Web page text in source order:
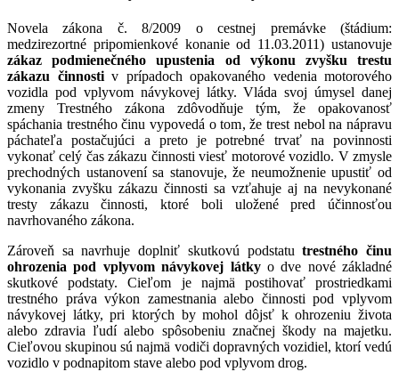
Novela zákona č. 8/2009 o cestnej premávke (štádium:
medzirezortné pripomienkové konanie od 11.03.2011) ustanovuje
zákaz podmienečného upustenia od výkonu zvyšku trestu
zákazu činnosti v prípadoch opakovaného vedenia motorového
vozidla pod vplyvom návykovej látky. Vláda svoj úmysel danej
zmeny Trestného zákona zdôvodňuje tým, že opakovanosť
spáchania trestného činu vypovedá o tom, že trest nebol na nápravu
páchateľa postačujúci a preto je potrebné trvať na povinnosti
vykonať celý čas zákazu činnosti viesť motorové vozidlo. V zmysle
prechodných ustanovení sa stanovuje, že neumožnenie upustiť od
vykonania zvyšku zákazu činnosti sa vzťahuje aj na nevykonané
tresty zákazu činnosti, ktoré boli uložené pred účinnosťou
navrhovaného zákona.
Zároveň sa navrhuje doplniť skutkovú podstatutrestného činu
ohrozenia pod vplyvom návykovej látkyo dve nové základné
skutkové podstaty. Cieľom je najmä postihovať prostriedkami
trestného práva výkon zamestnania alebo činnosti pod vplyvom
návykovej látky, pri ktorých by mohol dôjsť k ohrozeniu života
alebo zdravia ľudí alebo spôsobeniu značnej škody na majetku.
Cieľovou skupinou sú najmä vodiči dopravných vozidiel, ktorí vedú
vozidlo v podnapitom stave alebo pod vplyvom drog.